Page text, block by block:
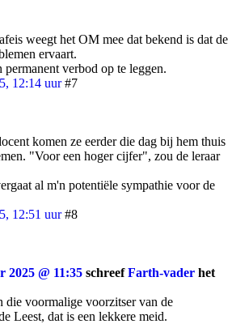
weegt het OM mee dat bekend is dat de
ervaart.
permanent verbod op te leggen.
12:14 uur #7
komen ze eerder die dag bij hem thuis
"Voor een hoger cijfer", zou de leraar
al m'n potentiële sympathie voor de
12:51 uur #8
2025 @ 11:35 schreefFarth-vader het
voormalige voorzitser van de
Leest, dat is een lekkere meid.